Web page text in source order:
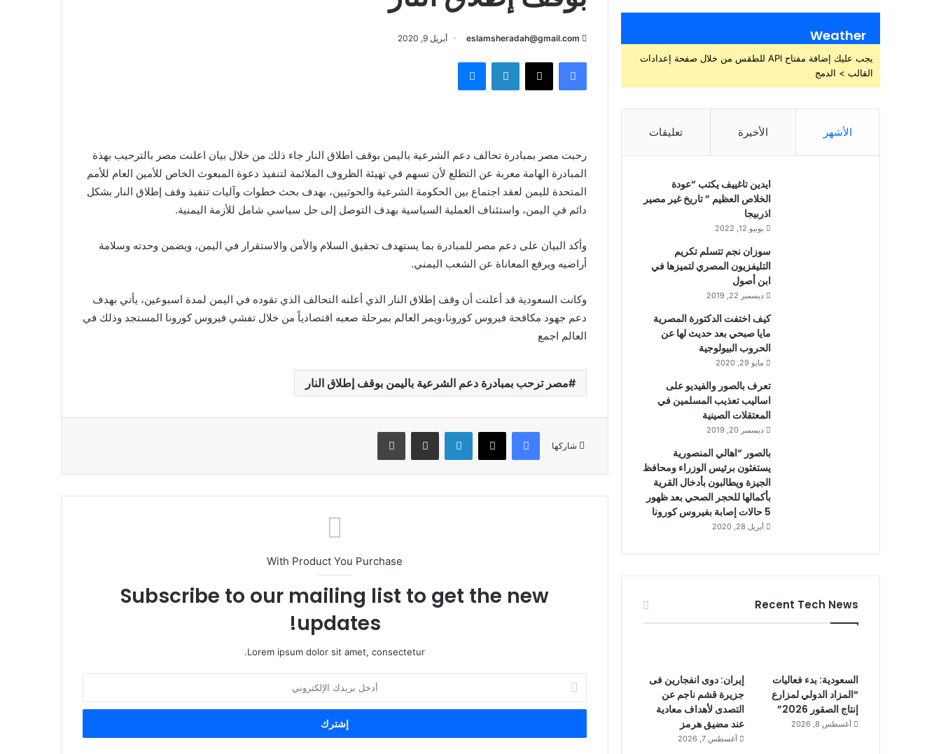
eslamsheradah@gmail.com أبريل 9, 2020
فيسبوك لينكدإن
رحبت مصر بمبادرة تحالف دعم الشرعية باليمن بوقف اطلاق النار جاء ذلك من خلال بيان اعلنت مصر بالترحيب بهذة
المبادرة الهامة معربة عن التطلع لأن تسهم في تهيئة الظروف الملائمة لتنفيذ دعوة المبعوث الخاص للأمين العام للأمم
المتحدة لليمن لعقد اجتماع بين الحكومة الشرعية والحوثيين، بهدف بحث خطوات وآليات تنفيذ وقف إطلاق النار بشكل
دائم في اليمن، واستئناف العملية السياسية بهدف التوصل إلى حل سياسي شامل للأزمة اليمنية.
وأكد البيان على دعم مصر للمبادرة بما يستهدف تحقيق السلام والأمن والاستقرار في اليمن، ويضمن وحدته وسلامة
أراضيه ويرفع المعاناة عن الشعب اليمني.
وكانت السعودية قد أعلنت أن وقف إطلاق النار الذي أعلنه التحالف الذي تقوده في اليمن لمدة اسبوعين، يأتي بهدف
دعم جهود مكافحة فيروس كورونا،ويمر العالم بمرحلة صعبه اقتصادياً من خلال تفشي فيروس كورونا المستجد وذلك في
العالم اجمع
مصر ترحب بمبادرة دعم الشرعية باليمن بوقف إطلاق النار
شاركها
فيسبوك لينكدإن
With Product You Purchase
Subscribe to our mailing list to get the new
updates!
Lorem ipsum dolor sit amet, consectetur.
خ
ب
Weather
يجب عليك إضافة مفتاح API للطقس من خلال صفحة إعدادات
القالب > الدمج
الأشهر الأخيرة تعليقات
ايدين تاغييف يكتب “عودة
الخلاص العظيم ” تاريخ غير مصير
اذربيجا
يونيو 12, 2022
سوزان نجم تتسلم تكريم
التليفزيون المصري لتميزها في
ابن أصول
ديسمبر 22, 2019
كيف اختفت الدكتورة المصرية
مايا صبحي بعد حديث لها عن
الحروب البيولوجية
مايو 29, 2020
تعرف بالصور والفيديو على
اساليب تعذيب المسلمين في
المعتقلات الصينية
ديسمبر 20, 2019
بالصور “اهالي المنصورية
يستغثون برئيس الوزراء ومحافظ
الجيزة ويطالبون بأدخال القرية
بأكمالها للحجر الصحي بعد ظهور
5 حالات إصابة بفيروس كورونا
أبريل 28, 2020
Recent Tech News
السعودية: بدء فعاليات
“المزاد الدولي لمزارع
إنتاج الصقور 2026”
أغسطس 8, 2026
إيران: دوى انفجارين فى
جزيرة قشم ناجم عن
التصدى لأهداف معادية
عند مضيق هرمز
أغسطس 7, 2026